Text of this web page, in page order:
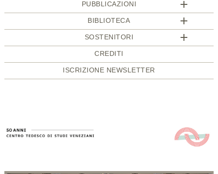
PUBBLICAZIONI
BIBLIOTECA
SOSTENITORI
CREDITI
ISCRIZIONE NEWSLETTER